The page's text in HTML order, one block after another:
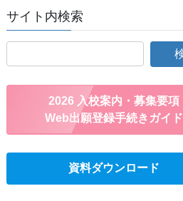
サイト内検索
2026 入校案内・募集要項
Web出願登録手続きガイド
資料ダウンロード